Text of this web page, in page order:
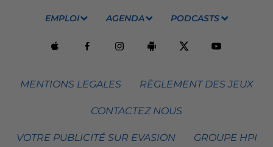
EMPLOI AGENDA PODCASTS
MENTIONS LEGALES RÈGLEMENT DES JEUX
CONTACTEZ NOUS
VOTRE PUBLICITÉ SUR EVASION GROUPE HPI